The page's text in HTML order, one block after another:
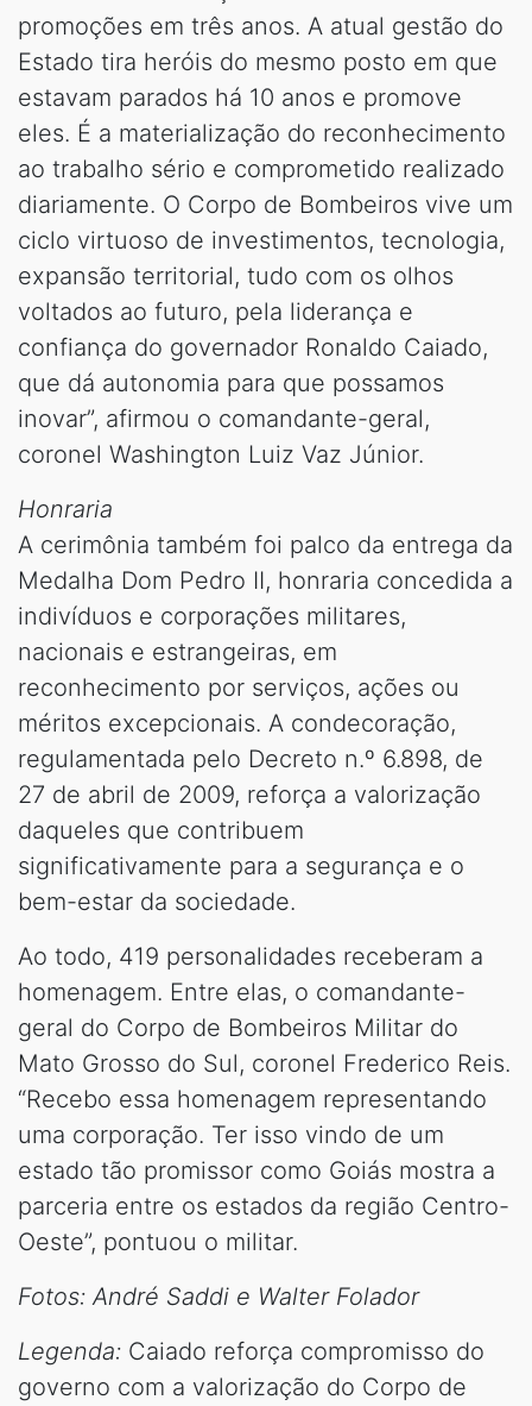
promoções em três anos. A atual gestão do
Estado tira heróis do mesmo posto em que
estavam parados há 10 anos e promove
eles. É a materialização do reconhecimento
ao trabalho sério e comprometido realizado
diariamente. O Corpo de Bombeiros vive um
ciclo virtuoso de investimentos, tecnologia,
expansão territorial, tudo com os olhos
voltados ao futuro, pela liderança e
confiança do governador Ronaldo Caiado,
que dá autonomia para que possamos
inovar”, afirmou o comandante-geral,
coronel Washington Luiz Vaz Júnior.
Honraria
A cerimônia também foi palco da entrega da
Medalha Dom Pedro II, honraria concedida a
indivíduos e corporações militares,
nacionais e estrangeiras, em
reconhecimento por serviços, ações ou
méritos excepcionais. A condecoração,
regulamentada pelo Decreto n.º 6.898, de
27 de abril de 2009, reforça a valorização
daqueles que contribuem
significativamente para a segurança e o
bem-estar da sociedade.
Ao todo, 419 personalidades receberam a
homenagem. Entre elas, o comandante-
geral do Corpo de Bombeiros Militar do
Mato Grosso do Sul, coronel Frederico Reis.
“Recebo essa homenagem representando
uma corporação. Ter isso vindo de um
estado tão promissor como Goiás mostra a
parceria entre os estados da região Centro-
Oeste”, pontuou o militar.
Fotos: André Saddi e Walter Folador
Legenda: Caiado reforça compromisso do
governo com a valorização do Corpo de